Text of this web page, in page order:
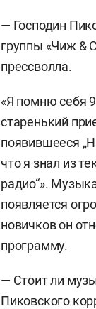
— Господин
группы «Чиж &
прессволла.
«Я помню себя
старенький
появившееся
что я знал из
радио“».
появляется
новичков он
программу.
— Стоит ли
Пиковского